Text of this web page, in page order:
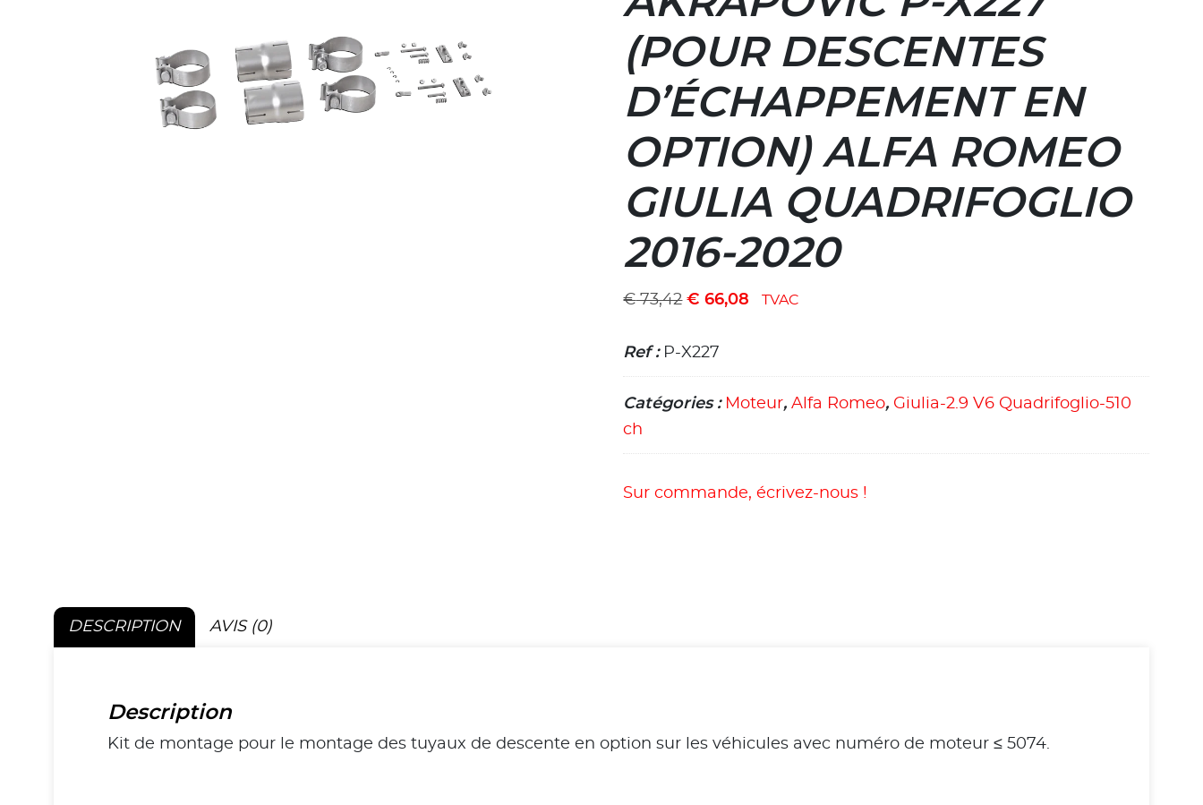
(POUR DESCENTES
D’ÉCHAPPEMENT EN
OPTION) ALFA ROMEO
GIULIA QUADRIFOGLIO
2016-2020
€73,42 € 66,08 TVAC
Ref : P-X227
Catégories : Moteur,Alfa Romeo, Giulia-2.9 V6 Quadrifoglio-510
ch
Sur commande, écrivez-nous !
DESCRIPTION AVIS (0)
Description
Kit de montage pour le montage des tuyaux de descente en option sur les véhicules avec numéro de moteur ≤ 5074.